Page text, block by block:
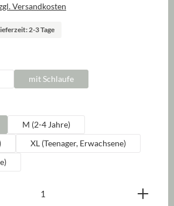
Versandkosten
2-3 Tage
mit Schlaufe
M (2-4 Jahre)
XL (Teenager, Erwachsene)
Gib den gewünschten Wert ein